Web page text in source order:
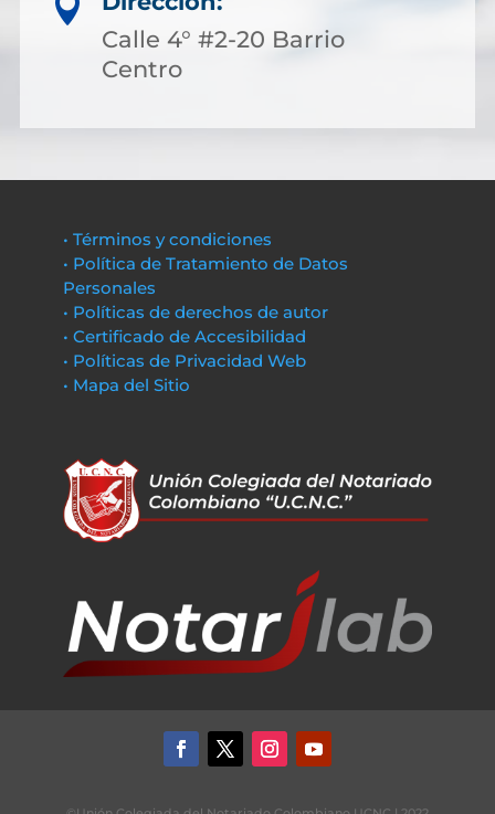

Calle 4° #2-20 Barrio
Centro
• Términos y condiciones
• Política de Tratamiento de Datos
Personales
• Políticas de derechos de autor
• Certificado de Accesibilidad
• Políticas de Privacidad Web
• Mapa del Sitio